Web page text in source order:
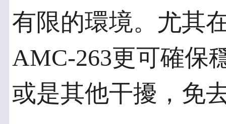
有限的環境。尤其
AMC-263更可確保
或是其他干擾，免